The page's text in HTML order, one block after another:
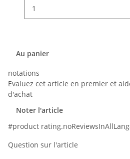
Au panier
notations
Evaluez cet article en premier et
d'achat
Noter l'article
#product
Question sur l'article